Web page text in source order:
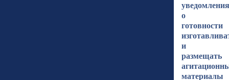
уведомления
о
готовности
и
размещать
материалы